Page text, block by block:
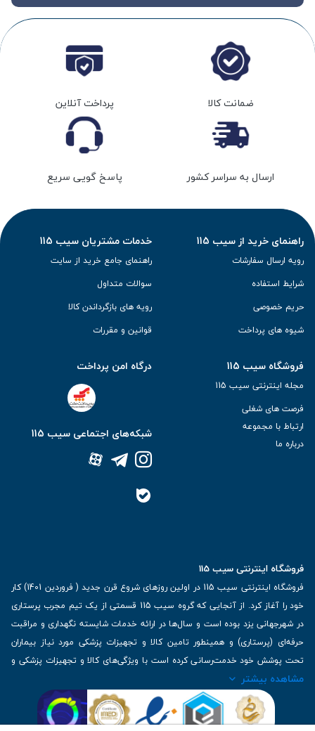
ضمانت کالا پرداخت آنلاین
ارسال به سراسر کشور پاسخ گویی سریع
راهنمای خرید از سیب 115
رویه ارسال سفارشات
شرایط استفاده
حریم خصوصی
شیوه های پرداخت
خدمات مشتریان سیب 115
راهنمای جامع خرید از سایت
سوالات متداول
رویه های بازگرداندن کالا
قوانین و مقررات
فروشگاه سیب 115
مجله اینترنتی سیب 115
فرصت های شغلی
ارتباط با مجموعه
درباره ما
درگاه امن پرداخت
شبکه‌های اجتماعی سیب 115
فروشگاه اینترنتی سیب 115
فروشگاه اینترنتی سیب 115 در اولین روزهای شروع قرن جدید ( فروردین 1401) کار
خود را آغاز کرد. از آنجایی که گروه سیب 115 قسمتی از یک تیم مجرب پرستاری
در شهرجهانی یزد بوده است و سال‌ها در ارائه خدمات شایسته نگهداری و مراقبت
حرفه‌ای (پرستاری) و همینطور تامین کالا و تجهیزات پزشکی مورد نیاز بیماران
تحت پوشش خود خدمت‌رسانی کرده است با ویژگی‌های کالا و تجهیزات پزشکی و
برترین برندهای موجود در بازار اطلاعات بسیار ارزشمندی را دارا می‌باشد
| تلفن تماس : 36333383-035 | ایمیل: Info@Sib115.com
مشاهده بیشتر